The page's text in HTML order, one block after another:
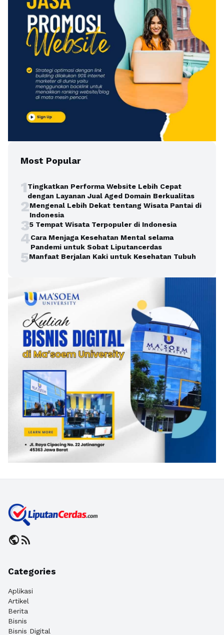
Most Popular
1Tingkatkan Performa Website Lebih Cepat
dengan Layanan Jual Aged Domain Berkualitas
2Mengenal Lebih Dekat tentang Wisata Pantai di
Indonesia
35 Tempat Wisata Terpopuler di Indonesia
4Cara Menjaga Kesehatan Mental selama
Pandemi untuk Sobat Liputancerdas
5Manfaat Berjalan Kaki untuk Kesehatan Tubuh
publicrss_feed
Categories
Aplikasi
Artikel
Berita
Bisnis
Bisnis Digital